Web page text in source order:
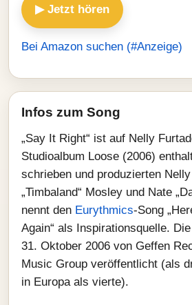
▶ Jetzt hören
Bei Amazon suchen (#Anzeige)
Infos zum Song
„Say It Right“ ist auf Nelly
Studioalbum Loose (2006)
schrieben und produzierten
„Timbaland“ Mosley und Nate
nennt den Eurythmics-Song
Again“ als Inspirationsquelle.
31. Oktober 2006 von Geffen
Music Group veröffentlicht (als
in Europa als vierte).